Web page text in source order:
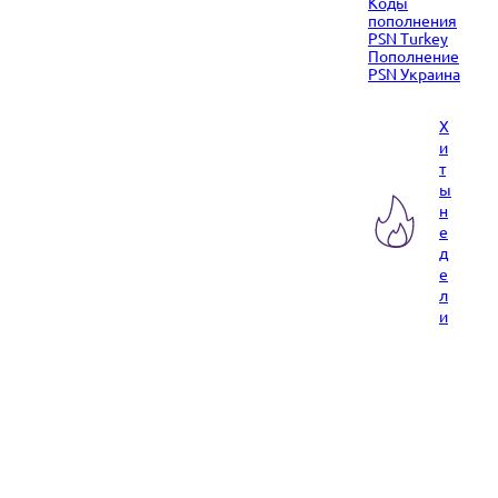
пополнения
PSN Turkey
Пополнение
PSN Украина
Х
и
т
ы
н
е
д
е
л
и